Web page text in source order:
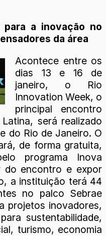
a inovação no
da área
Acontece entre os
dias 13 e 16 de
janeiro, o Rio
Innovation Week, o
principal encontro
será realizado
do Rio de Janeiro. O
de forma gratuita,
programa Inova
do encontro e expor
a instituição terá 44
no palco Sebrae
projetos inovadores,
sustentabilidade,
turismo, economia